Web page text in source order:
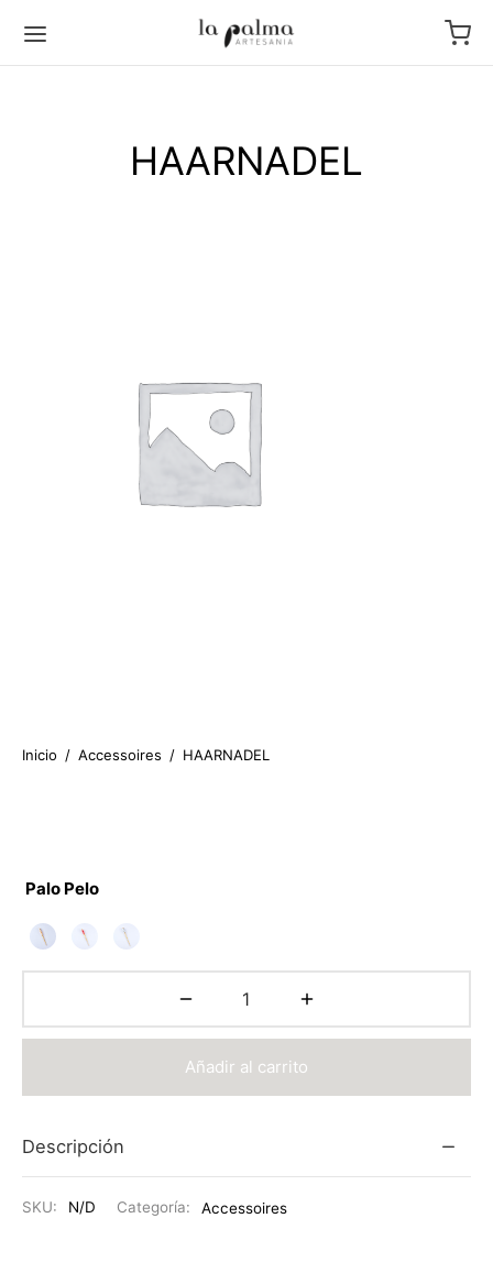
HAARNADEL
Inicio / Accessoires / HAARNADEL
Palo Pelo
Añadir al carrito
Descripción
SKU: N/D Categoría: Accessoires